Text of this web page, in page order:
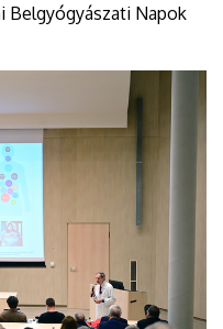
Belgyógyászati Napok